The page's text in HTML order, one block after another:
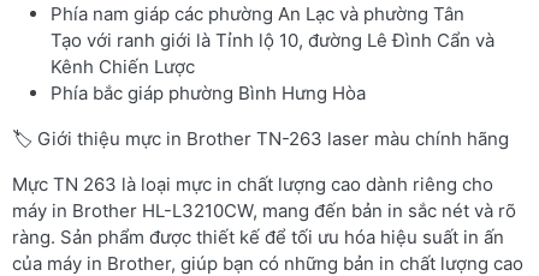
Phía nam giáp các phường An Lạc và phường Tân
Tạo với ranh giới là Tỉnh lộ 10, đường Lê Đình Cẩn và
Kênh Chiến Lược
Phía bắc giáp phường Bình Hưng Hòa
🏷️ Giới thiệu mực in Brother TN-263 laser màu chính hãng
Mực TN 263 là loại mực in chất lượng cao dành riêng cho
máy in Brother HL-L3210CW, mang đến bản in sắc nét và rõ
ràng. Sản phẩm được thiết kế để tối ưu hóa hiệu suất in ấn
của máy in Brother, giúp bạn có những bản in chất lượng cao